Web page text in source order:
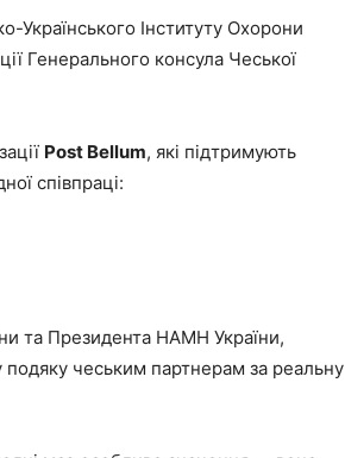
Українського Інституту Охорони
Генерального консула Чеської
Post Bellum, які підтримують
співпраці:
та Президента НАМН України,
чеським партнерам за реальну